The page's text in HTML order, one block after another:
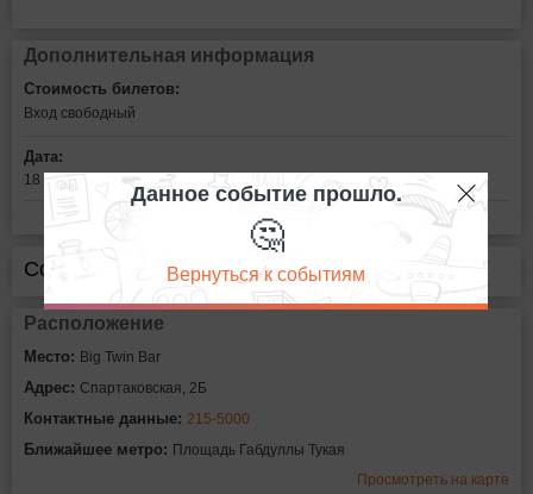
Дополнительная информация
Стоимость билетов:
Вход свободный
Дата:
18 июня в 22:00
Сообщить об ошибке
Расположение
Место: Big Twin Bar
Адрес: Спартаковская, 2Б
Контактные данные: 215-5000
Ближайшее метро: Площадь Габдуллы Тукая
Просмотреть на карте
Данное событие прошло.
🤔
Вернуться к событиям